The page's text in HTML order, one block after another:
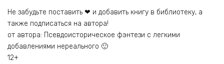
Не забудьте поставить ❤ и добавить книгу в библиотеку, а
также подписаться на автора!
от автора: Псевдоисторическое фэнтези с легкими
добавлениями нереального 🙂
12+